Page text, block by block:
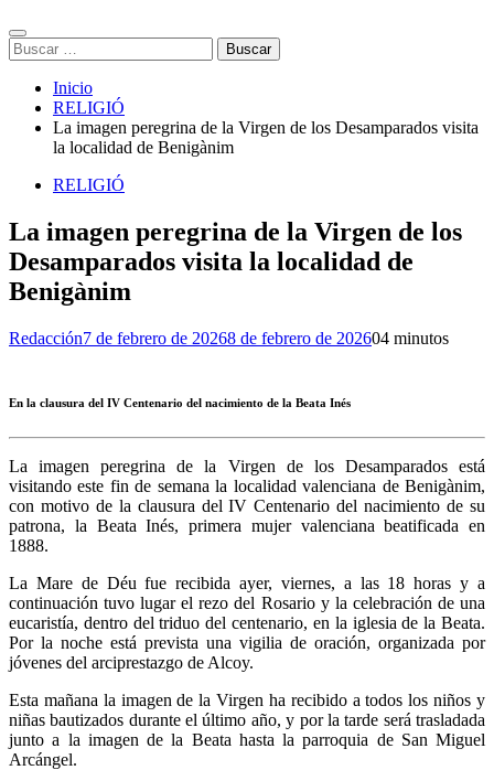
Buscar:
Inicio
RELIGIÓ
La imagen peregrina de la Virgen de los Desamparados visita
la localidad de Benigànim
RELIGIÓ
La imagen peregrina de la Virgen de los
Desamparados visita la localidad de
Benigànim
Redacción7 de febrero de 20268 de febrero de 202604 minutos
En la clausura del IV Centenario del nacimiento de la Beata Inés
La imagen peregrina de la Virgen de los Desamparados está
visitando este fin de semana la localidad valenciana de Benigànim,
con motivo de la clausura del IV Centenario del nacimiento de su
patrona, la Beata Inés, primera mujer valenciana beatificada en
1888.
La Mare de Déu fue recibida ayer, viernes, a las 18 horas y a
continuación tuvo lugar el rezo del Rosario y la celebración de una
eucaristía, dentro del triduo del centenario, en la iglesia de la Beata.
Por la noche está prevista una vigilia de oración, organizada por
jóvenes del arciprestazgo de Alcoy.
Esta mañana la imagen de la Virgen ha recibido a todos los niños y
niñas bautizados durante el último año, y por la tarde será trasladada
junto a la imagen de la Beata hasta la parroquia de San Miguel
Arcángel.